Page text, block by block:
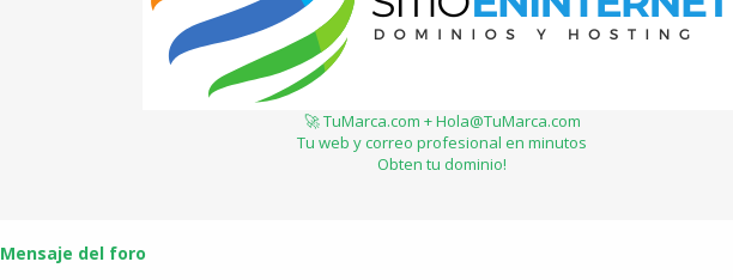
🚀 TuMarca.com + Hola@TuMarca.com
Tu web y correo profesional en minutos
Obten tu dominio!
Mensaje del foro